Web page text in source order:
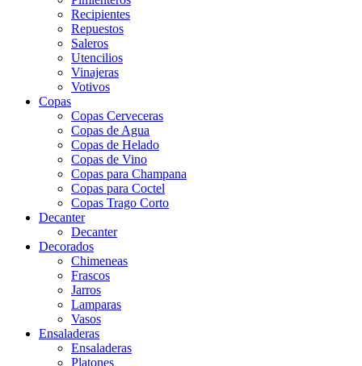
Recipientes
Repuestos
Saleros
Utencilios
Vinajeras
Votivos
Copas
Copas Cerveceras
Copas de Agua
Copas de Helado
Copas de Vino
Copas para Champana
Copas para Coctel
Copas Trago Corto
Decanter
Decanter
Decorados
Chimeneas
Frascos
Jarros
Lamparas
Vasos
Ensaladeras
Ensaladeras
Platones